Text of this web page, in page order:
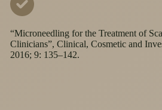
“Microneedling for the Treatment of
Clinicians”, Clinical, Cosmetic and
2016; 9: 135–142.